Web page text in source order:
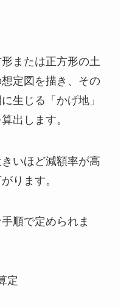
または正方形の土
定図を描き、その
生じる「かげ地」
出します。
いほど減額率が高
ります。
順で定められま
定